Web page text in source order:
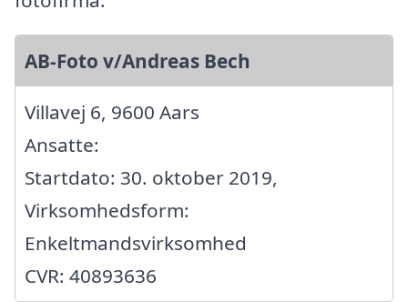
AB-Foto v/Andreas Bech
Villavej 6, 9600 Aars
Ansatte:
Startdato: 30. oktober 2019,
Virksomhedsform:
Enkeltmandsvirksomhed
CVR: 40893636